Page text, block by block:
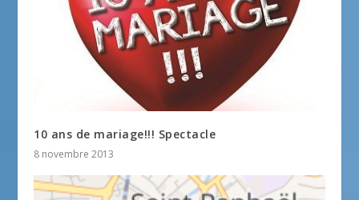
10 ans de mariage!!! Spectacle
8 novembre 2013